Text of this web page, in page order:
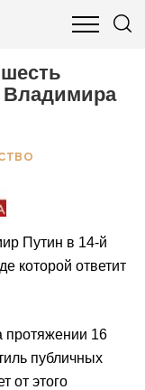
И ФИНАНСЫ
Владимира
Путин в 14-й
которой ответит
протяжении 16
публичных
от этого